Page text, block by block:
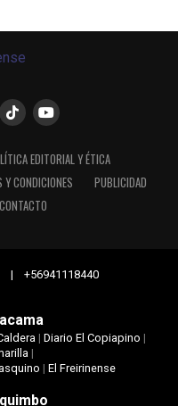
EDITORIAL Y ÉTICA
Y CONDICIONES
PUBLICIDAD
CONTACTO
| +56941118440
| Diario El Copiapino |
|
| El Freirinense